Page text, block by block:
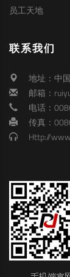
员工天地
联系我们
地址：中
邮箱：
电话：
传真：
Http://